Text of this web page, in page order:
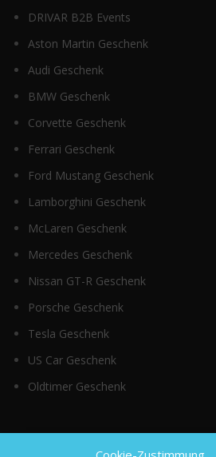
DRIVAR B2B Events
Aston Martin Geschenk
Audi Geschenk
BMW Geschenk
Corvette Geschenk
Ferrari Geschenk
Ford Mustang Geschenk
Lamborghini Geschenk
McLaren Geschenk
Mercedes Geschenk
Nissan GT-R Geschenk
Porsche Geschenk
Tesla Geschenk
US Car Geschenk
Oldtimer Geschenk
Top Kategorien